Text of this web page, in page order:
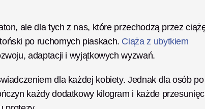
ale dla tych z nas, które przechodzą przez
po ruchomych piaskach. Ciąża z ubytkiem
adaptacji i wyjątkowych wyzwań.
dla każdej kobiety. Jednak dla osób po
każdy dodatkowy kilogram i każde